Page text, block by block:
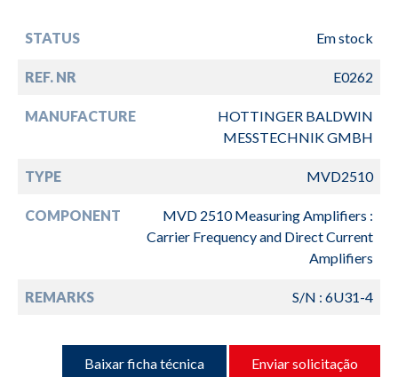
STATUS Em stock
REF. NR E0262
MANUFACTURE
HOTTINGER BALDWIN
MESSTECHNIK GMBH
TYPE MVD2510
COMPONENT
MVD 2510 Measuring Amplifiers :
Carrier Frequency and Direct Current
Amplifiers
REMARKS S/N : 6U31-4
Baixar ficha técnica Enviar solicitação